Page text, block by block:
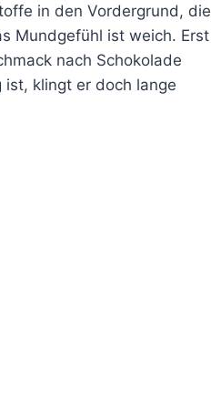
in den Vordergrund, die
Mundgefühl ist weich. Erst
nach Schokolade
ist, klingt er doch lange